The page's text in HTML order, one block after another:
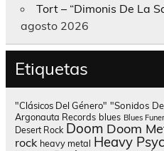
Tort – “Dimonis De La
agosto 2026
Etiquetas
"Clásicos Del Género" "Sonidos
Argonauta Records blues Blues
Desert Rock Doom Doom
rock heavy metal Heavy